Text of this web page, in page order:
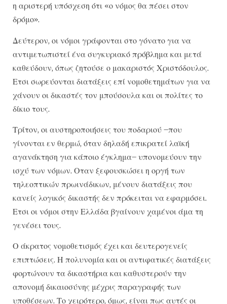
η αριστερή υπόσχεση ότι «ο νόμος θα πέσει στον
δρόμο».
Δεύτερον, οι νόμοι γράφονται στο γόνατο για να
αντιμετωπιστεί ένα συγκυριακό πρόβλημα και μετά
καθεύδουν, όπως ζητούσε ο μακαριστός Χριστόδουλος.
Ετσι σωρεύονται διατάξεις επί νομοθετημάτων για να
χάνουν οι δικαστές τον μπούσουλα και οι πολίτες το
δίκιο τους.
Τρίτον, οι αυστηροποιήσεις του ποδαριού –που
γίνονται εν θερμώ, όταν δηλαδή επικρατεί λαϊκή
αγανάκτηση για κάποιο έγκλημα– υπονομεύουν την
ισχύ των νόμων. Οταν ξεφουσκώσει η οργή των
τηλεοπτικών πρωινάδικων, μένουν διατάξεις που
κανείς λογικός δικαστής δεν πρόκειται να εφαρμόσει.
Ετσι οι νόμοι στην Ελλάδα βγαίνουν χαμένοι άμα τη
γενέσει τους.
Ο άκρατος νομοθετισμός έχει και δευτερογενείς
επιπτώσεις. Η πολυνομία και οι αντιφατικές διατάξεις
φορτώνουν τα δικαστήρια και καθυστερούν την
απονομή δικαιοσύνης μέχρις παραγραφής των
υποθέσεων. Το χειρότερο, όμως, είναι πως αυτές οι